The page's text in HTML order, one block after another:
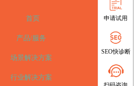
首页
产品/服务
场景解决方案
行业解决方案
申请试用
SEO快诊断